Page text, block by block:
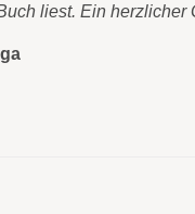
liest. Ein herzlicher